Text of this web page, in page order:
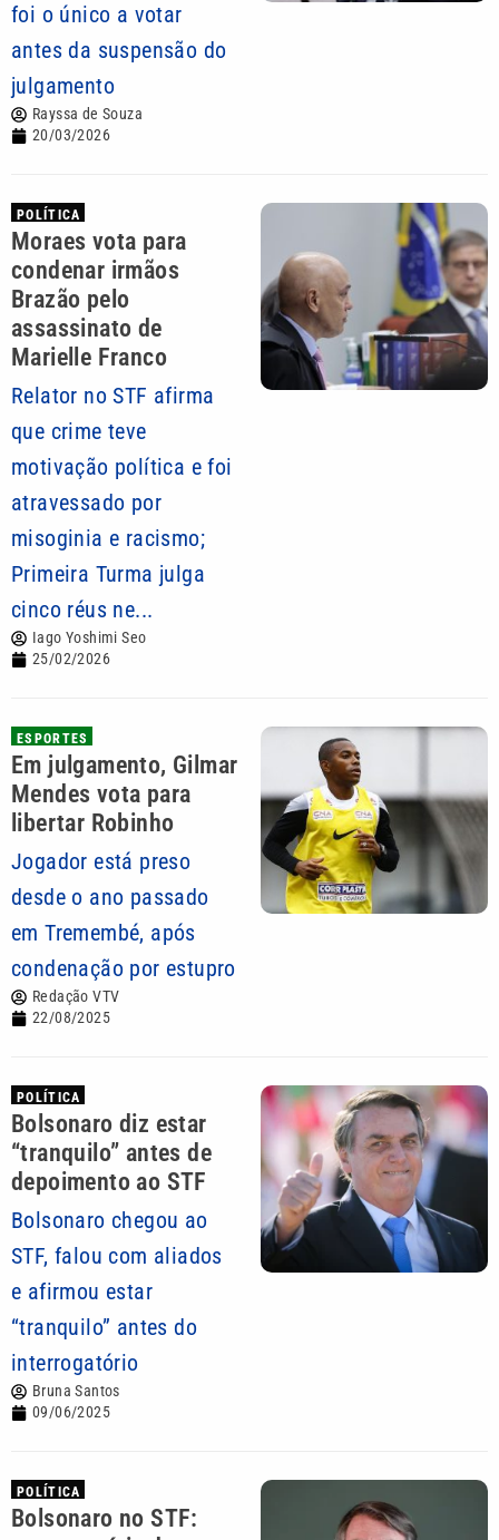
foi o único a votar
antes da suspensão do
julgamento
Rayssa de Souza
20/03/2026
POLÍTICA
Moraes vota para
condenar irmãos
Brazão pelo
assassinato de
Marielle Franco
Relator no STF afirma
que crime teve
motivação política e foi
atravessado por
misoginia e racismo;
Primeira Turma julga
cinco réus ne...
Iago Yoshimi Seo
25/02/2026
ESPORTES
Em julgamento, Gilmar
Mendes vota para
libertar Robinho
Jogador está preso
desde o ano passado
em Tremembé, após
condenação por estupro
Redação VTV
22/08/2025
POLÍTICA
Bolsonaro diz estar
“tranquilo” antes de
depoimento ao STF
Bolsonaro chegou ao
STF, falou com aliados
e afirmou estar
“tranquilo” antes do
interrogatório
Bruna Santos
09/06/2025
POLÍTICA
Bolsonaro no STF: